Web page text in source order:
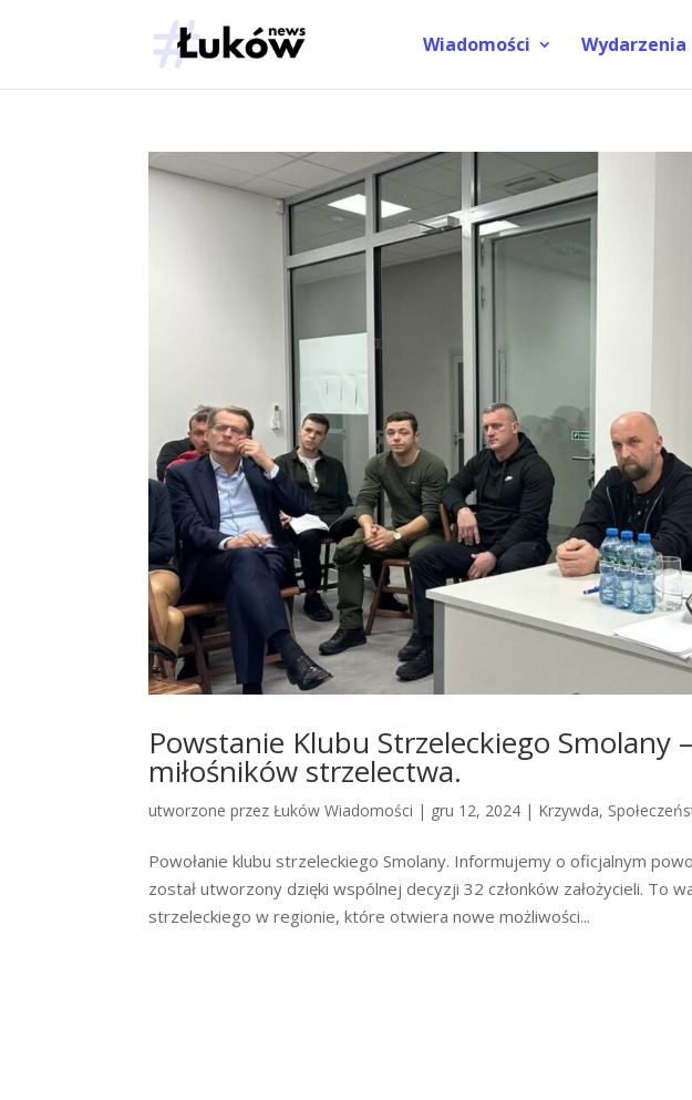
Wiadomości Wydarzenia
Powstanie Klubu Strzeleckiego Smolany
miłośników strzelectwa.
utworzone przezŁuków Wiadomości | gru 12, 2024 | Krzywda,
Powołanie klubu strzeleckiego Smolany. Informujemy o oficjalnym
został utworzony dzięki wspólnej decyzji 32 członków założycieli. To
strzeleckiego w regionie, które otwiera nowe możliwości...